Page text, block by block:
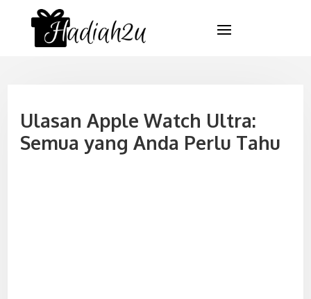
Ulasan Apple Watch Ultra:
Semua yang Anda Perlu Tahu